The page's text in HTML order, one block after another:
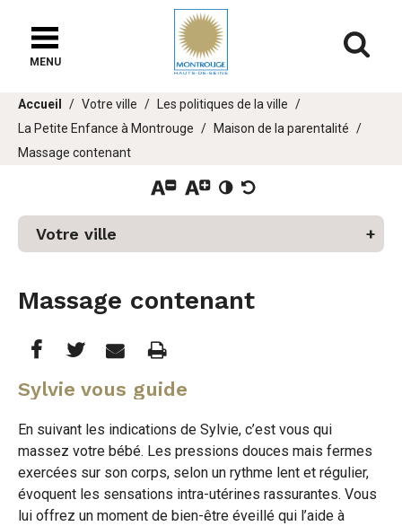
chat
MENU
Vous
êtes
Accueil Votre ville
Les politiques de la ville
La Petite Enfance à Montrouge
Maison de la parentalité
Massage contenant
Votre ville
Massage contenant
Partager
cette
page
sur
Facebook
Partager
cette
page
sur
Twitter
Partager
cette
page
par
e-
Imprimer
Sylvie vous guide
En suivant les indications de Sylvie, c’est vous qui
massez votre bébé. Les pressions douces mais fermes
exercées sur son corps, selon un rythme lent et régulier,
évoquent les sensations intra-utérines rassurantes. Vous
lui offrez un moment de bien-être éveillé qui l’aide à